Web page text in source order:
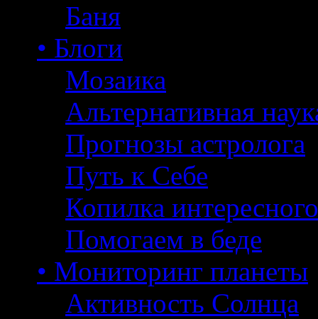
Баня
• Блоги
Мозаика
Альтернативная
Прогнозы астролога
Путь к Себе
Копилка интересного
Помогаем в беде
• Мониторинг планеты
Активность Солнца